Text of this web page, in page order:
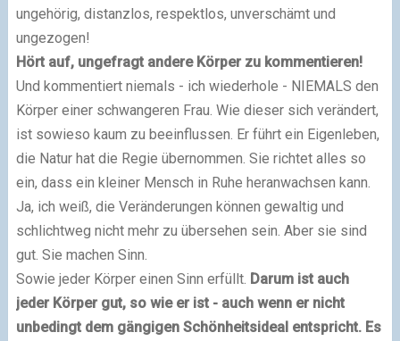
ungehörig, distanzlos, respektlos, unverschämt und
ungezogen!
Hört auf, ungefragt andere Körper zu kommentieren!
Und kommentiert niemals - ich wiederhole - NIEMALS den
Körper einer schwangeren Frau. Wie dieser sich verändert,
ist sowieso kaum zu beeinflussen. Er führt ein Eigenleben,
die Natur hat die Regie übernommen. Sie richtet alles so
ein, dass ein kleiner Mensch in Ruhe heranwachsen kann.
Ja, ich weiß, die Veränderungen können gewaltig und
schlichtweg nicht mehr zu übersehen sein. Aber sie sind
gut. Sie machen Sinn.
Sowie jeder Körper einen Sinn erfüllt. Darum ist auch
jeder Körper gut, so wie er ist - auch wenn er nicht
unbedingt dem gängigen Schönheitsideal entspricht. Es